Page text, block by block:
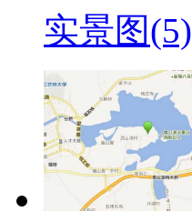
实景图(5)